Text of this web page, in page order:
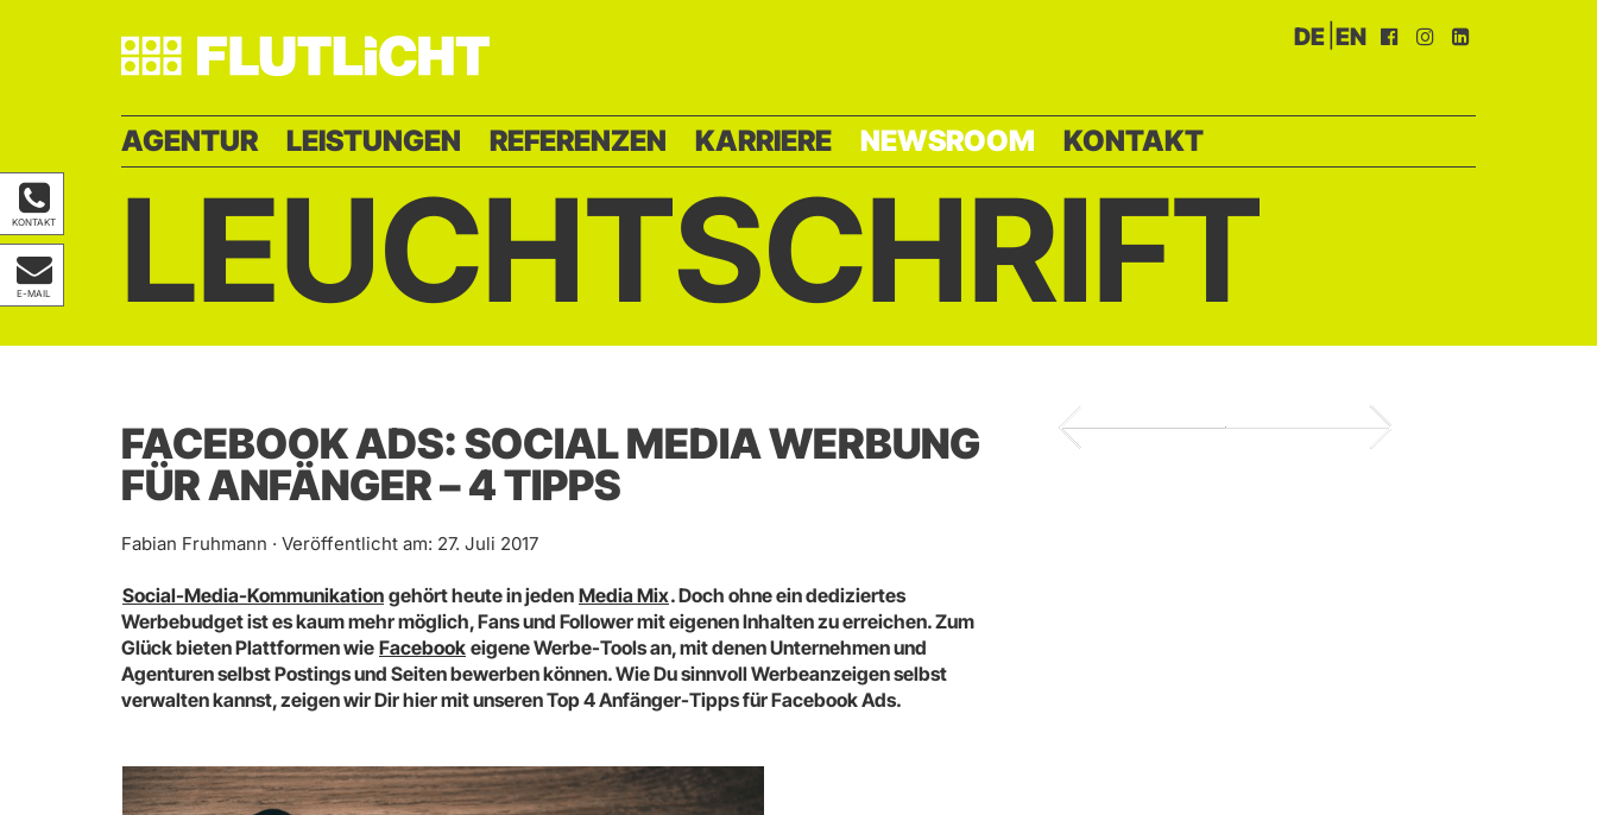
DE EN
AGENTUR LEISTUNGEN REFERENZEN KARRIERE NEWSROOM KONTAKT
KONTAKT
E-MAIL LEUCHTSCHRIFT
FACEBOOK ADS: SOCIAL MEDIA WERBUNG
FÜR ANFÄNGER – 4 TIPPS
Fabian Fruhmann · Veröffentlicht am: 27. Juli 2017
Social-Media-Kommunikation gehört heute in jeden Media Mix. Doch ohne ein dediziertes
Werbebudget ist es kaum mehr möglich, Fans und Follower mit eigenen Inhalten zu erreichen. Zum
Glück bieten Plattformen wie Facebook eigene Werbe-Tools an, mit denen Unternehmen und
Agenturen selbst Postings und Seiten bewerben können. Wie Du sinnvoll Werbeanzeigen selbst
verwalten kannst, zeigen wir Dir hier mit unseren Top 4 Anfänger-Tipps für Facebook Ads.